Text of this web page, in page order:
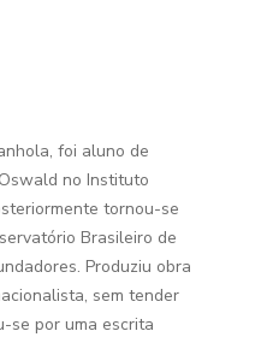
foi aluno de
no Instituto
tornou-se
Brasileiro de
Produziu obra
sem tender
se por uma escrita